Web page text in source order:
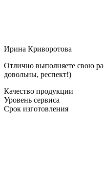
Ирина Криворотова
Отлично выполняете свою
довольны, респект!)
Качество продукции
Уровень сервиса
Срок изготовления